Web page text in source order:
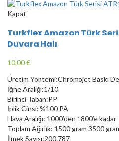
Kapat
Turkflex Amazon Türk
Duvara Halı
10,00€
Üretim Yöntemi:Chromojet Baskı
İğne Aralığı:1/10
Birinci Taban:PP
İplik Cinsi: %100 PA
Hava Aralığı: 1000’den 1800’e kadar
Toplam Ağırlık: 1500 gram 3500
İlmek Sayısı:200.787